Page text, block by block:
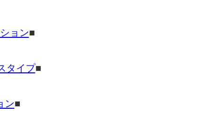
ョン■
タイプ■
ン■